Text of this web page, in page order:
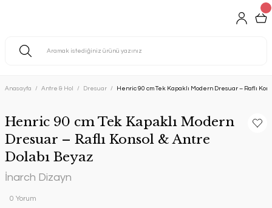
Anasayfa Antre & Hol Dresuar Henric 90 cm Tek Kapaklı Modern Dresuar – Raflı
Henric 90 cm Tek Kapaklı Modern
Dresuar – Raflı Konsol & Antre
Dolabı Beyaz
İnarch Dizayn
0 Yorum